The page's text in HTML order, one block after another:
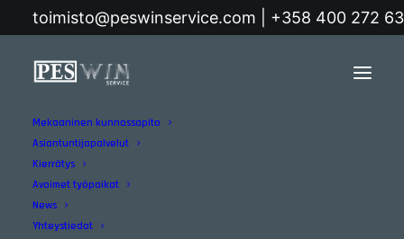
toimisto@peswinservice.com | +358 400 272
Mekaaninen kunnossapito
Asiantuntijapalvelut
Kierrätys
Avoimet työpaikat
News
Yhteystiedot
Home Archive by Category "Career path"
Career path